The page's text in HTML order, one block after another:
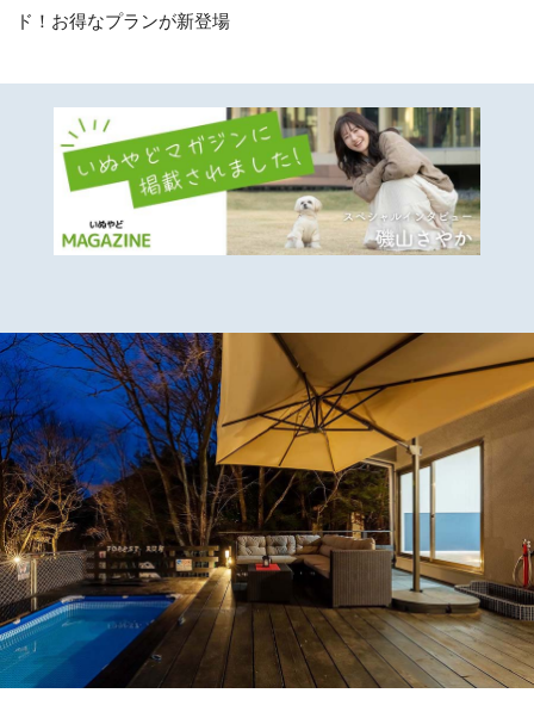
ド！お得なプランが新登場